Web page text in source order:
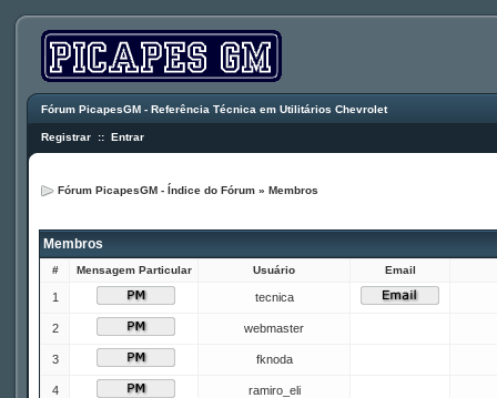
Fórum PicapesGM - Referência Técnica em Utilitários Chevrolet
Registrar :: Entrar
Fórum PicapesGM - Índice do Fórum » Membros
Membros
# Mensagem Particular Usuário Email
1 tecnica
2 webmaster
3 fknoda
4 ramiro_eli